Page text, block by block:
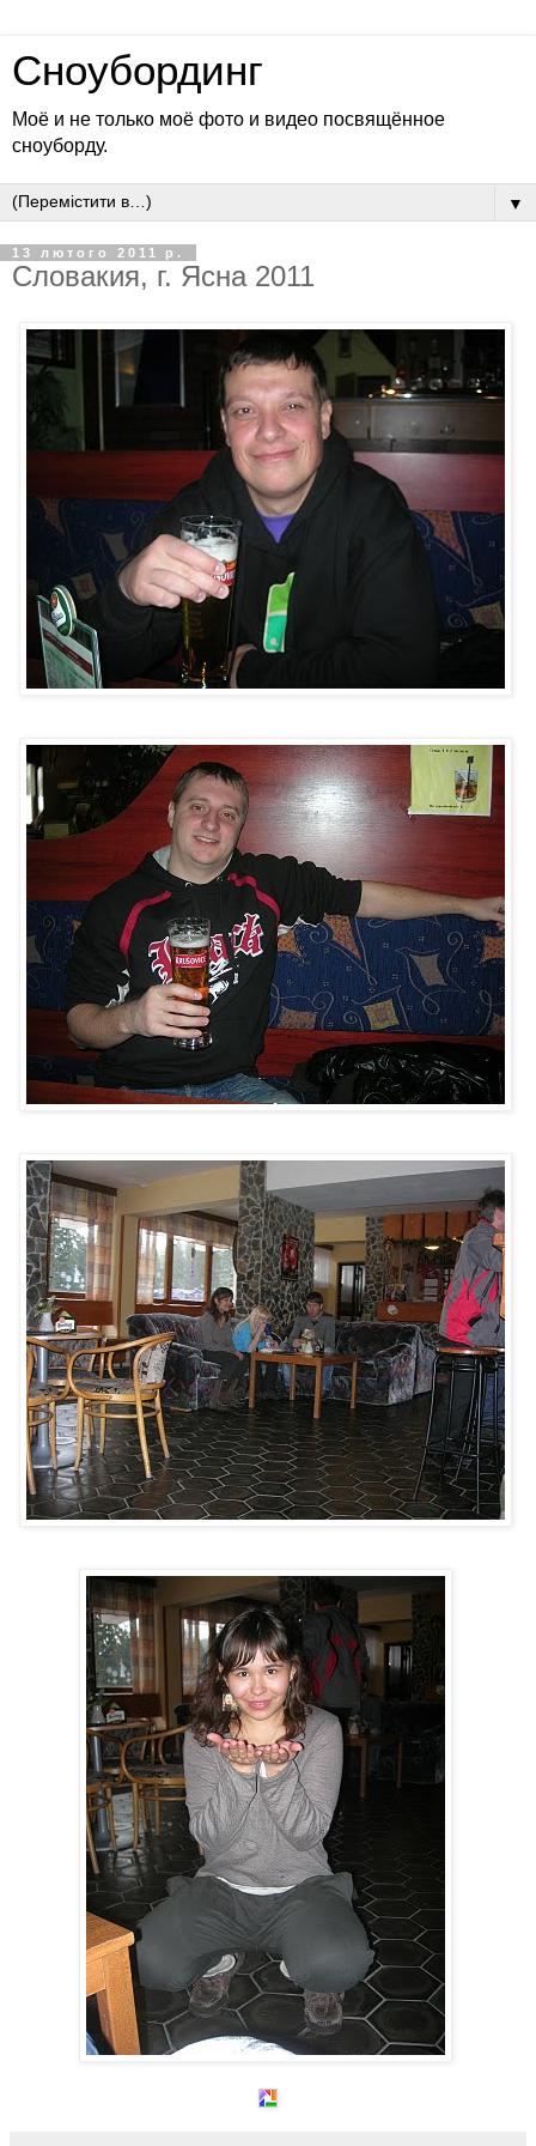
Сноубординг
Моё и не только моё фото и видео посвящённое
сноуборду.
▼
13 лютого 2011 р.
Словакия, г. Ясна 2011